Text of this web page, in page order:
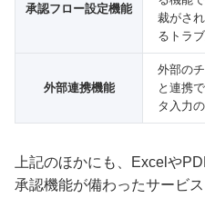
承認フロー設定機能
裁がさ
るトラ
外部連携機能
外部の
と連携
タ入力
上記のほかにも、Excelや
承認機能が備わったサービ